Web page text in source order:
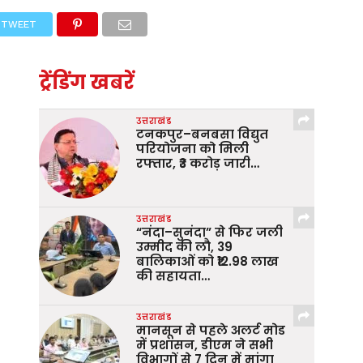
TWEET
ट्रेंडिंग खबरें
उत्तराखंड
टनकपुर–बनबसा विद्युत
परियोजना को मिली
रफ्तार, ₹3 करोड़ जारी…
उत्तराखंड
“नंदा–सुनंदा” से फिर जली
उम्मीद की लौ, 39
बालिकाओं को ₹12.98 लाख
की सहायता…
उत्तराखंड
मानसून से पहले अलर्ट मोड
में प्रशासन, डीएम ने सभी
विभागों से 7 दिन में मांगा